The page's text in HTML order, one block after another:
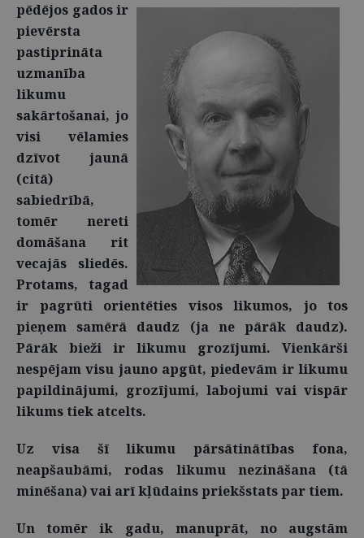
pēdējos gados ir
pievērsta
pastiprināta
uzmanība
likumu
sakārtošanai, jo
visi vēlamies
dzīvot jaunā
(citā)
sabiedrībā,
tomēr nereti
domāšana rit
vecajās sliedēs.
Protams, tagad
ir pagrūti orientēties visos likumos, jo tos
pieņem samērā daudz (ja ne pārāk daudz).
Pārāk bieži ir likumu grozījumi. Vienkārši
nespējam visu jauno apgūt, piedevām ir likumu
papildinājumi, grozījumi, labojumi vai vispār
likums tiek atcelts.
Uz visa šī likumu pārsātinātības fona,
neapšaubāmi, rodas likumu nezināšana (tā
minēšana) vai arī kļūdains priekšstats par tiem.
Un tomēr ik gadu, manuprāt, no augstām